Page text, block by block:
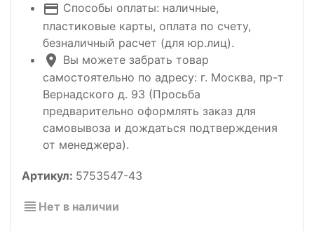
Способы оплаты: наличные,
пластиковые карты, оплата по счету,
безналичный расчет (для юр.лиц).
Вы можете забрать товар
самостоятельно по адресу: г. Москва, пр-т
Вернадского д. 93 (Просьба
предварительно оформлять заказ для
самовывоза и дождаться подтверждения
от менеджера).
Артикул: 5753547-43
Нет в наличии